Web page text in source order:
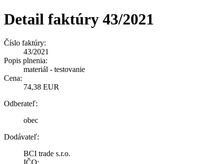
Detail faktúry 43/2021
Číslo faktúry:
43/2021
Popis plnenia:
materiál - testovanie
Cena:
74,38 EUR
Odberateľ:
obec
Dodávateľ:
BCI trade s.r.o.